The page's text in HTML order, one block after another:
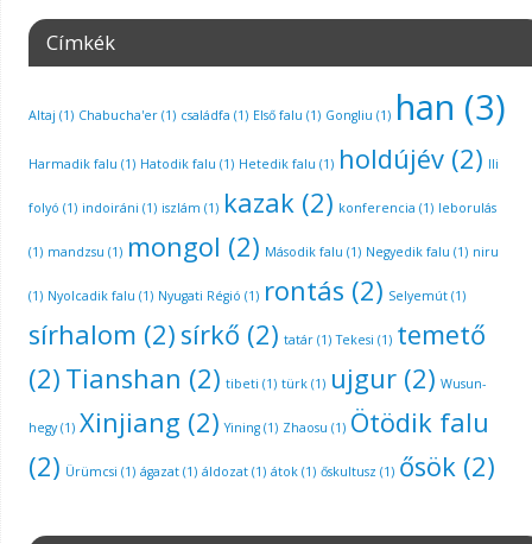
Címkék
Altaj (1) Chabucha'er(1) családfa (1) Első falu (1) Gongliu (1) han (3)
Harmadik falu (1) Hatodik falu (1) Hetedik falu (1) holdújév(2) Ili
folyó (1) indoiráni (1) iszlám (1) kazak(2) konferencia (1) leborulás
(1) mandzsu (1) mongol (2) Második falu (1) Negyedik falu (1) niru
(1) Nyolcadik falu (1) Nyugati Régió (1) rontás (2) Selyemút(1)
sírhalom (2) sírkő (2) tatár(1) Tekesi (1) temető
(2) Tianshan (2) tibeti (1) türk(1) ujgur(2) Wusun-
hegy(1) Xinjiang (2) Yining(1) Zhaosu (1) Ötödik falu
(2) Ürümcsi (1) ágazat(1) áldozat(1) átok(1) őskultusz (1) ősök(2)